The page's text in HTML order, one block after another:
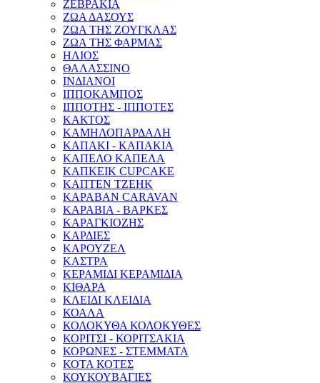
ΖΕΒΡΑΚΙΑ
ΖΩΑ ΔΑΣΟΥΣ
ΖΩΑ ΤΗΣ ΖΟΥΓΚΛΑΣ
ΖΩΑ ΤΗΣ ΦΑΡΜΑΣ
ΗΛΙΟΣ
ΘΑΛΑΣΣΙΝΟ
ΙΝΔΙΑΝΟΙ
ΙΠΠΟΚΑΜΠΟΣ
ΙΠΠΟΤΗΣ - ΙΠΠΟΤΕΣ
ΚΑΚΤΟΣ
ΚΑΜΗΛΟΠΑΡΔΑΛΗ
ΚΑΠΑΚΙ - ΚΑΠΑΚΙΑ
ΚΑΠΕΛΟ ΚΑΠΕΛΑ
ΚΑΠΚΕΙΚ CUPCAKE
ΚΑΠΤΕΝ ΤΖΕΗΚ
ΚΑΡΑΒΑΝ CARAVAN
ΚΑΡΑΒΙΑ - ΒΑΡΚΕΣ
ΚΑΡΑΓΚΙΟΖΗΣ
ΚΑΡΔΙΕΣ
ΚΑΡΟΥΖΕΛ
ΚΑΣΤΡΑ
ΚΕΡΑΜΙΔΙ ΚΕΡΑΜΙΔΙΑ
ΚΙΘΑΡΑ
ΚΛΕΙΔΙ ΚΛΕΙΔΙΑ
ΚΟΑΛΑ
ΚΟΛΟΚΥΘΑ ΚΟΛΟΚΥΘΕΣ
ΚΟΡΙΤΣΙ - ΚΟΡΙΤΣΑΚΙΑ
ΚΟΡΩΝΕΣ - ΣΤΕΜΜΑΤΑ
ΚΟΤΑ ΚΟΤΕΣ
ΚΟΥΚΟΥΒΑΓΙΕΣ